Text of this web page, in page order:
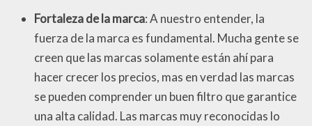
Fortaleza de la marca: A nuestro entender, la
fuerza de la marca es fundamental. Mucha gente se
creen que las marcas solamente están ahí para
hacer crecer los precios, mas en verdad las marcas
se pueden comprender un buen filtro que garantice
una alta calidad. Las marcas muy reconocidas lo